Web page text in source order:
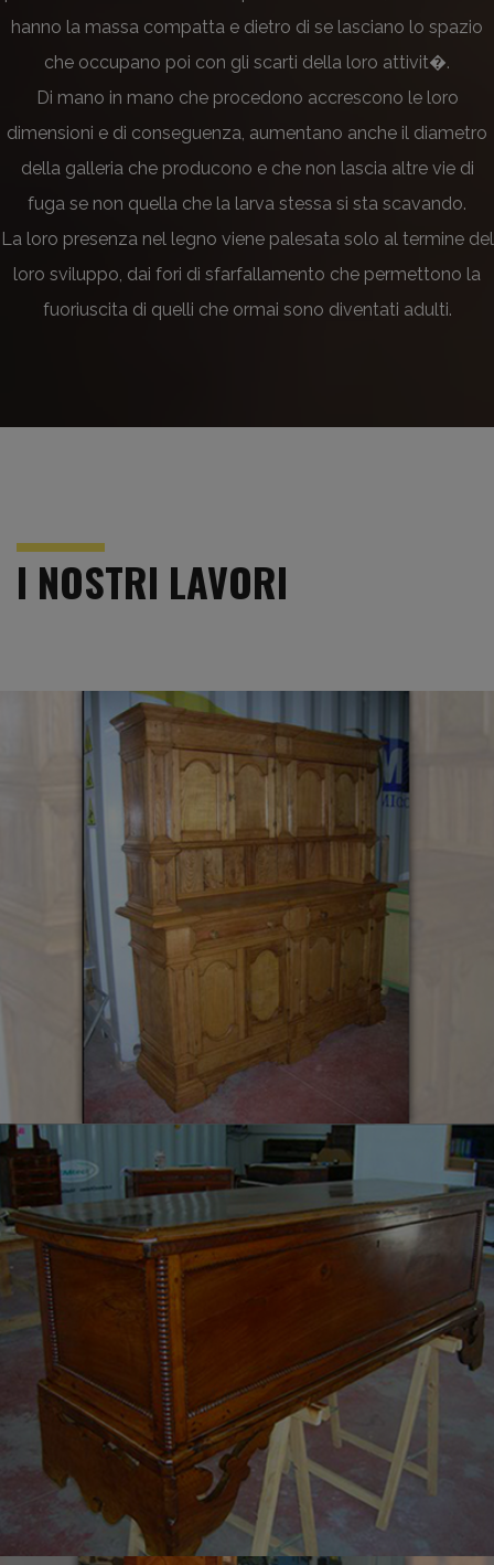
hanno la massa compatta e dietro di se lasciano lo spazio
che occupano poi con gli scarti della loro attivit�.
Di mano in mano che procedono accrescono le loro
dimensioni e di conseguenza, aumentano anche il diametro
della galleria che producono e che non lascia altre vie di
fuga se non quella che la larva stessa si sta scavando.
La loro presenza nel legno viene palesata solo al termine del
loro sviluppo, dai fori di sfarfallamento che permettono la
fuoriuscita di quelli che ormai sono diventati adulti.
I NOSTRI LAVORI